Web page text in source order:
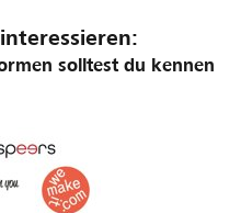
solltest du kennen